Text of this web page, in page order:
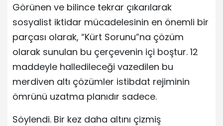
Görünen ve bilince tekrar çıkarılarak
sosyalist iktidar mücadelesinin en önemli bir
parçası olarak, “Kürt Sorunu”na çözüm
olarak sunulan bu çerçevenin içi boştur. 12
maddeyle halledileceği vazedilen bu
merdiven altı çözümler istibdat rejiminin
ömrünü uzatma planıdır sadece.
Söylendi. Bir kez daha altını çizmiş